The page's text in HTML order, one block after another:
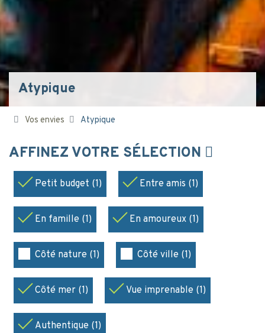
Atypique
Vos envies Atypique
AFFINEZ VOTRE SÉLECTION
Petit budget (1) Entre amis (1)
En famille (1) En amoureux (1)
Côté nature (1) Côté ville (1)
Côté mer (1) Vue imprenable (1)
Authentique (1)